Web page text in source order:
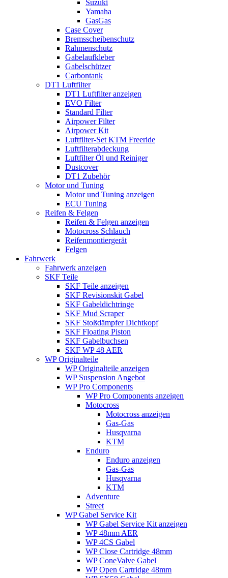
Suzuki
Yamaha
GasGas
Case Cover
Bremsscheibenschutz
Rahmenschutz
Gabelaufkleber
Gabelschützer
Carbontank
DT1 Luftfilter
DT1 Luftfilter anzeigen
EVO Filter
Standard Filter
Airpower Filter
Airpower Kit
Luftfilter-Set KTM Freeride
Luftfilterabdeckung
Luftfilter Öl und Reiniger
Dustcover
DT1 Zubehör
Motor und Tuning
Motor und Tuning anzeigen
ECU Tuning
Reifen & Felgen
Reifen & Felgen anzeigen
Motocross Schlauch
Reifenmontiergerät
Felgen
Fahrwerk
Fahrwerk anzeigen
SKF Teile
SKF Teile anzeigen
SKF Revisionskit Gabel
SKF Gabeldichtringe
SKF Mud Scraper
SKF Stoßdämpfer Dichtkopf
SKF Floating Piston
SKF Gabelbuchsen
SKF WP 48 AER
WP Originalteile
WP Originalteile anzeigen
WP Suspension Angebot
WP Pro Components
WP Pro Components anzeigen
Motocross
Motocross anzeigen
Gas-Gas
Husqvarna
KTM
Enduro
Enduro anzeigen
Gas-Gas
Husqvarna
KTM
Adventure
Street
WP Gabel Service Kit
WP Gabel Service Kit anzeigen
WP 48mm AER
WP 4CS Gabel
WP Close Cartridge 48mm
WP ConeValve Gabel
WP Open Cartridge 48mm